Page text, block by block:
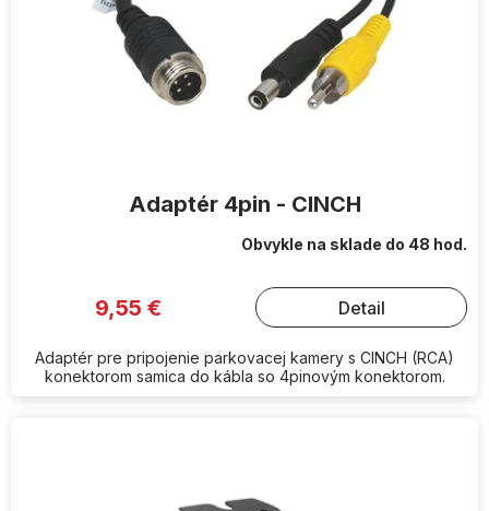
Adaptér 4pin - CINCH
Obvykle na sklade do 48 hod.
9,55 € Detail
Adaptér pre pripojenie parkovacej kamery s CINCH (RCA)
konektorom samica do kábla so 4pinovým konektorom.